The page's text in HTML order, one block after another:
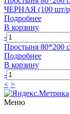
ЧЕРНАЯ (100 шт/
Подробнее
В корзину
-
Простыня 80*200
Подробнее
В корзину
-
< >
Меню